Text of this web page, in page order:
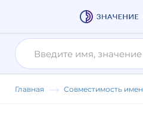
Главная Совместимость имен